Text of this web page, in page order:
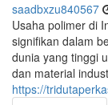
saadbxzu840567
Usaha polimer di
signifikan dalam
dunia yang tinggi
dan material
https://